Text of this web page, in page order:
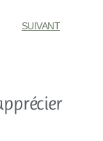
SUIVANT